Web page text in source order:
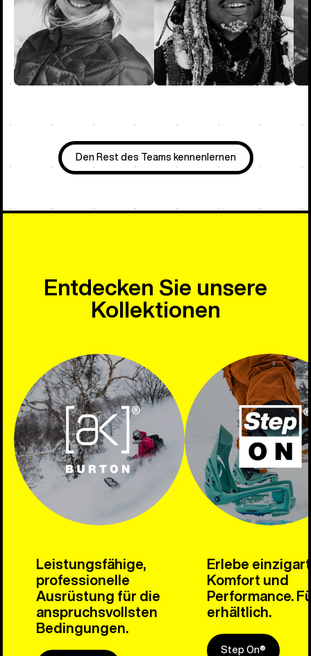
Den Rest des Teams kennenlernen
Entdecken Sie unsere
Kollektionen
Leistungsfähige,
professionelle
Ausrüstung für die
anspruchsvollsten
Bedingungen.
Erlebe
Komfort und
Performance.
erhältlich.
Step On®